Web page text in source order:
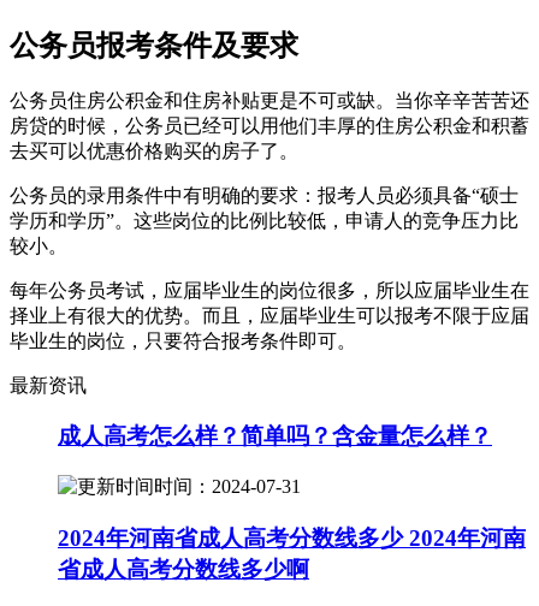
公务员报考条件及要求
公务员住房公积金和住房补贴更是不可或缺。当你辛辛苦苦还
房贷的时候，公务员已经可以用他们丰厚的住房公积金和积蓄
去买可以优惠价格购买的房子了。
公务员的录用条件中有明确的要求：报考人员必须具备“硕士
学历和学历”。这些岗位的比例比较低，申请人的竞争压力比
较小。
每年公务员考试，应届毕业生的岗位很多，所以应届毕业生在
择业上有很大的优势。而且，应届毕业生可以报考不限于应届
毕业生的岗位，只要符合报考条件即可。
最新资讯
成人高考怎么样？简单吗？含金量怎么样？
时间：2024-07-31
2024年河南省成人高考分数线多少 2024年河南
省成人高考分数线多少啊